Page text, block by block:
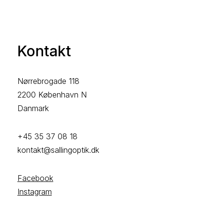
Kontakt
Nørrebrogade 118
2200 København N
Danmark
+45 35 37 08 18
kontakt@sallingoptik.dk
Facebook
Instagram